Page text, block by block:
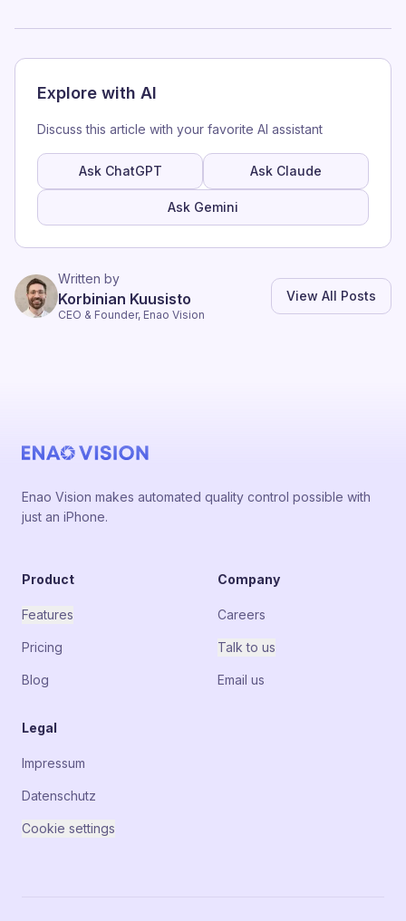
Explore with AI
Discuss this article with your favorite AI assistant
Ask ChatGPT Ask Claude
Ask Gemini
Written by
Korbinian Kuusisto
CEO & Founder, Enao Vision
View All Posts
Enao Vision makes automated quality control possible with
just an iPhone.
Product
Features
Pricing
Blog
Company
Careers
Talk to us
Email us
Legal
Impressum
Datenschutz
Cookie settings